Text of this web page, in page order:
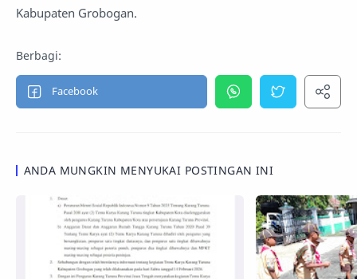
Kabupaten Grobogan.
ANDA MUNGKIN MENYUKAI POSTINGAN INI